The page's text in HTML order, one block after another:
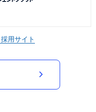
採用サイト